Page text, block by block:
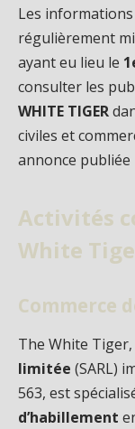
Les
régulièrement
ayant eu lieu le
consulter les
WHITE TIGER
civiles et
annonce publiée
Activités
White
Commerce
The White
limitée (SARL)
563, est
d’habillement